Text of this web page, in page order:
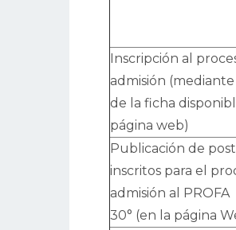
Inscripción al
admisión
de la ficha
página web)
Publicación de
inscritos para el
admisión al PROFA
30° (en la página